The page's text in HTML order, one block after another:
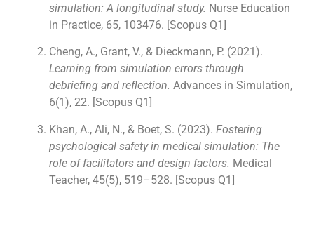
simulation: A longitudinal study. Nurse Education
in Practice, 65, 103476. [Scopus Q1]
Cheng, A., Grant, V., & Dieckmann, P. (2021).
Learning from simulation errors through
debriefing and reflection. Advances in Simulation,
6(1), 22. [Scopus Q1]
Khan, A., Ali, N., & Boet, S. (2023). Fostering
psychological safety in medical simulation: The
role of facilitators and design factors. Medical
Teacher, 45(5), 519–528. [Scopus Q1]